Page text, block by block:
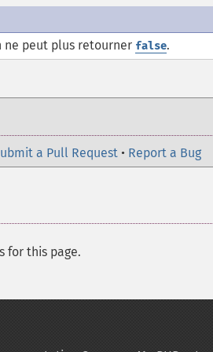
ne peut plus retourner false.
a Pull Request • Report a Bug
for this page.